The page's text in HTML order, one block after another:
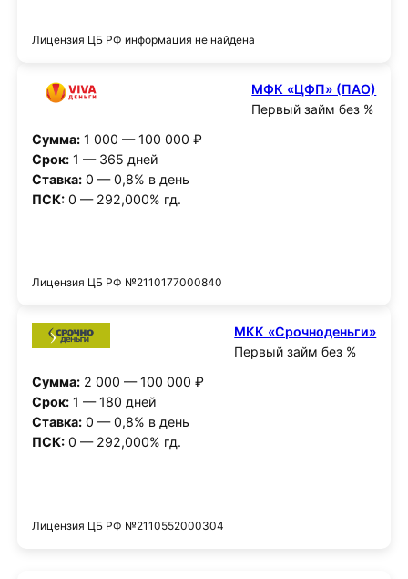
Лицензия ЦБ РФ информация не найдена
МФК «ЦФП» (ПАО)
Первый займ без %
Сумма:1 000 — 100 000 ₽
Срок:1 — 365 дней
Ставка:0 — 0,8% в день
ПСК:0 — 292,000% гд.
Лицензия ЦБ РФ №2110177000840
МКК «Срочноденьги»
Первый займ без %
Сумма:2 000 — 100 000 ₽
Срок:1 — 180 дней
Ставка:0 — 0,8% в день
ПСК:0 — 292,000% гд.
Лицензия ЦБ РФ №2110552000304